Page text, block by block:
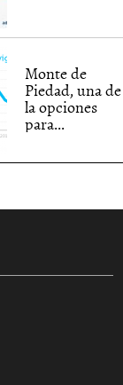
Monte de
Piedad, una de
la opciones
para...